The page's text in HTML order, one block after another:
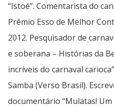
“Istoé”. Comentarista do
Prêmio Esso de Melhor
2012. Pesquisador de
e soberana – Histórias da
incríveis do carnaval
Samba (Verso Brasil).
documentário “Mulatas!